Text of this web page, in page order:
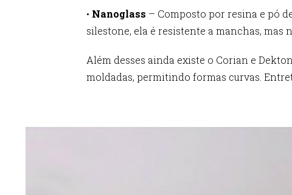
• Nanoglass – Composto por resina e pó
silestone, ela é resistente a manchas, mas
Além desses ainda existe o Corian e
moldadas, permitindo formas curvas.